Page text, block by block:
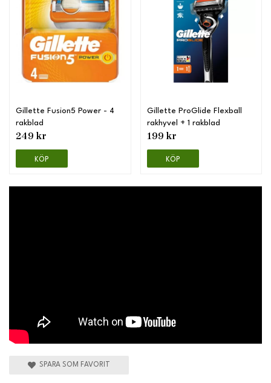
Gillette Fusion5 Power - 4
rakblad
249 kr
KÖP
Gillette ProGlide Flexball
rakhyvel + 1 rakblad
199 kr
KÖP
SPARA SOM FAVORIT